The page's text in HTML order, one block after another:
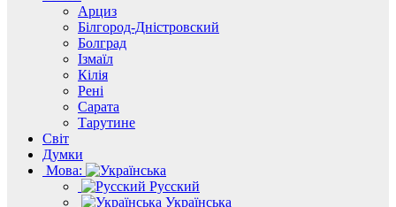
Арциз
Білгород-Дністровский
Болград
Ізмаїл
Кілія
Рені
Сарата
Тарутине
Світ
Думки
Мова:
Русский
Українська